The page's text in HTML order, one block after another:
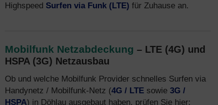
Highspeed Surfen via Funk (LTE) für Zuhause an.
Mobilfunk Netzabdeckung – LTE (4G) und
HSPA (3G) Netzausbau
Ob und welche Mobilfunk Provider schnelles Surfen via
Handynetz / Mobilfunk-Netz (4G / LTE sowie 3G /
HSPA) in Döhlau ausgebaut haben, prüfen Sie hier: